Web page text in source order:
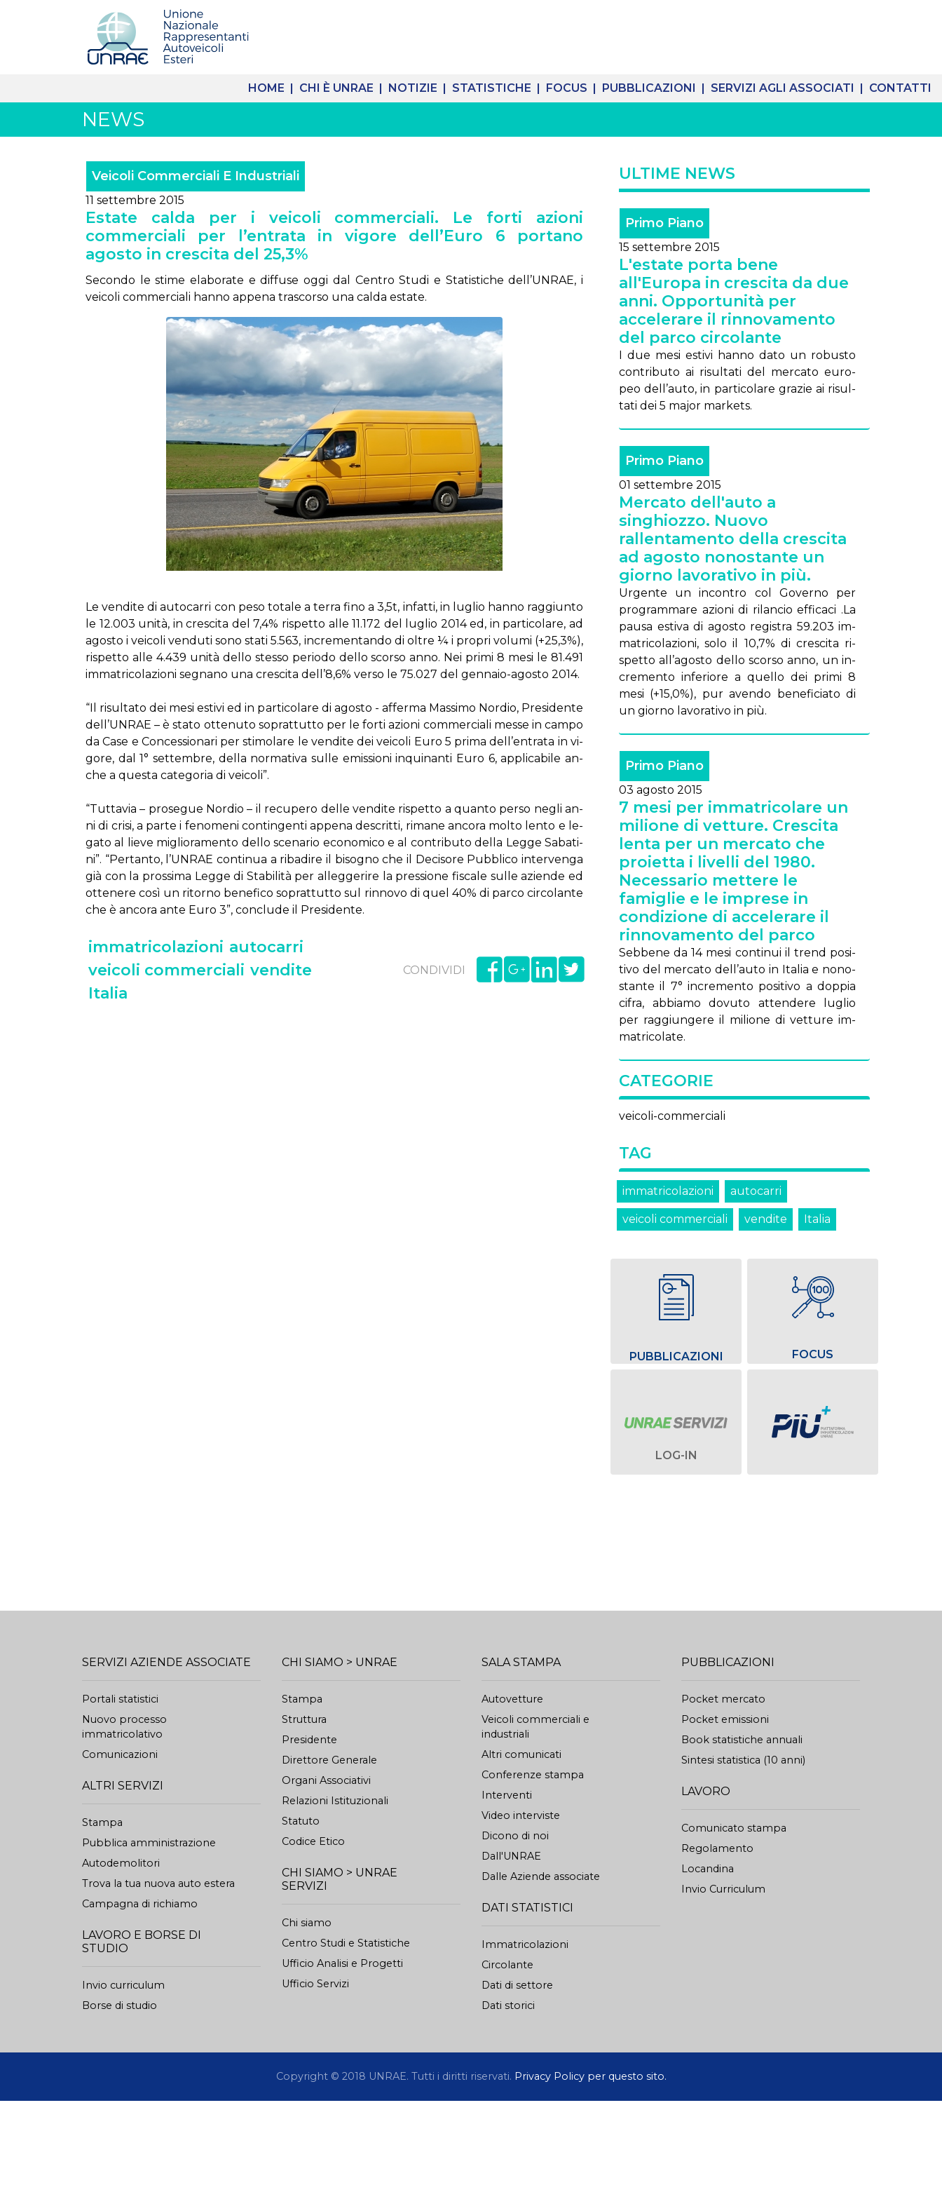
HOME | CHI È UNRAE | NOTIZIE | STATISTICHE | FOCUS | PUBBLICAZIONI | SERVIZI AGLI ASSOCIATI | CONTATTI
NEWS
Veicoli Commerciali E Industriali
11 settembre 2015
Estate calda per i veicoli commerciali. Le forti azioni
commerciali per l’entrata in vigore dell’Euro 6 portano
agosto in crescita del 25,3%
Secondo le stime elaborate e diffuse oggi dal Centro Studi e Statistiche dell’UNRAE, i
veicoli commerciali hanno appena trascorso una calda estate.
Le ven­di­te di au­to­car­ri con pe­so to­ta­le a ter­ra fi­no a 3,5t, in­fat­ti, in lu­glio han­no rag­giun­to
le 12.003 uni­tà, in cre­sci­ta del 7,4% ri­spet­to al­le 11.172 del lu­glio 2014 ed, in par­ti­co­la­re, ad
ago­sto i vei­co­li ven­du­ti so­no sta­ti 5.563, in­cre­men­tan­do di ol­tre ¼ i pro­pri vo­lu­mi (+25,3%),
ri­spet­to al­le 4.439 uni­tà del­lo stes­so pe­rio­do del­lo scor­so an­no. Nei pri­mi 8 me­si le 81.491
im­ma­tri­co­la­zio­ni se­gna­no una cre­sci­ta del­l’8,6% ver­so le 75.027 del gen­na­io-ago­sto 2014.
“Il ri­sul­ta­to dei me­si esti­vi ed in par­ti­co­la­re di ago­sto - af­fer­ma Mas­si­mo Nor­dio, Pre­si­den­te
del­l’UN­RAE – è sta­to ot­te­nu­to so­prat­tut­to per le for­ti azio­ni com­mer­cia­li mes­se in cam­po
da Ca­se e Con­ces­sio­na­ri per sti­mo­la­re le ven­di­te dei vei­co­li Eu­ro 5 pri­ma del­l’en­tra­ta in vi­
go­re, dal 1° set­tem­bre, del­la nor­ma­ti­va sul­le emis­sio­ni in­qui­nan­ti Eu­ro 6, ap­pli­ca­bi­le an­
che a que­sta ca­te­go­ria di vei­co­li”.
“Tut­ta­via – pro­se­gue Nor­dio – il re­cu­pe­ro del­le ven­di­te ri­spet­to a quan­to per­so ne­gli an­
ni di cri­si, a par­te i fe­no­me­ni con­tin­gen­ti ap­pe­na de­scrit­ti, ri­ma­ne an­co­ra mol­to len­to e le­
ga­to al lie­ve mi­glio­ra­men­to del­lo sce­na­rio eco­no­mi­co e al con­tri­bu­to del­la Leg­ge Sa­ba­ti­
ni”. “Per­tan­to, l’UN­RAE con­ti­nua a ri­ba­di­re il bi­so­gno che il De­ci­so­re Pub­bli­co in­ter­ven­ga
già con la pros­si­ma Leg­ge di Sta­bi­li­tà per al­leg­ge­ri­re la pres­sio­ne fi­sca­le sul­le azien­de ed
ot­te­ne­re co­sì un ri­tor­no be­ne­fi­co so­prat­tut­to sul rin­no­vo di quel 40% di par­co cir­co­lan­te
che è an­co­ra an­te Eu­ro 3”, con­clu­de il Pre­si­den­te.
immatricolazioni autocarri
veicoli commerciali vendite
Italia
CONDIVIDI
ULTIME NEWS
Primo Piano
15 settembre 2015
L'estate porta bene
all'Europa in crescita da due
anni. Opportunità per
accelerare il rinnovamento
del parco circolante
I due me­si esti­vi han­no da­to un ro­bu­sto
con­tri­bu­to ai ri­sul­ta­ti del mer­ca­to eu­ro­
peo del­l’au­to, in par­ti­co­la­re gra­zie ai ri­sul­
ta­ti dei 5 ma­jor mar­ke­ts.
Primo Piano
01 settembre 2015
Mercato dell'auto a
singhiozzo. Nuovo
rallentamento della crescita
ad agosto nonostante un
giorno lavorativo in più.
Ur­gen­te un in­con­tro col Go­ver­no per
pro­gram­ma­re azio­ni di ri­lan­cio ef­fi­ca­ci .La
pau­sa esti­va di ago­sto re­gi­stra 59.203 im­
ma­tri­co­la­zio­ni, so­lo il 10,7% di cre­sci­ta ri­
spet­to al­l’a­go­sto del­lo scor­so an­no, un in­
cre­men­to in­fe­rio­re a quel­lo dei pri­mi 8
me­si (+15,0%), pur aven­do be­ne­fi­cia­to di
un gior­no la­vo­ra­ti­vo in più.
Primo Piano
03 agosto 2015
7 mesi per immatricolare un
milione di vetture. Crescita
lenta per un mercato che
proietta i livelli del 1980.
Necessario mettere le
famiglie e le imprese in
condizione di accelerare il
rinnovamento del parco
Seb­be­ne da 14 me­si con­ti­nui il trend po­si­
ti­vo del mer­ca­to del­l’au­to in Ita­lia e no­no­
stan­te il 7° in­cre­men­to po­si­ti­vo a dop­pia
ci­fra, ab­bia­mo do­vu­to at­ten­de­re lu­glio
per rag­giun­ge­re il mi­lio­ne di vet­tu­re im­
ma­tri­co­la­te.
CATEGORIE
veicoli-commerciali
TAG
immatricolazioni autocarri
veicoli commerciali vendite Italia
PUBBLICAZIONI FOCUS
LOG-IN
SERVIZI AZIENDE ASSOCIATE
Portali statistici
Nuovo processo
immatricolativo
Comunicazioni
ALTRI SERVIZI
Stampa
Pubblica amministrazione
Autodemolitori
Trova la tua nuova auto estera
Campagna di richiamo
LAVORO E BORSE DI
STUDIO
Invio curriculum
Borse di studio
CHI SIAMO > UNRAE
Stampa
Struttura
Presidente
Direttore Generale
Organi Associativi
Relazioni Istituzionali
Statuto
Codice Etico
CHI SIAMO > UNRAE
SERVIZI
Chi siamo
Centro Studi e Statistiche
Ufficio Analisi e Progetti
Ufficio Servizi
SALA STAMPA
Autovetture
Veicoli commerciali e
industriali
Altri comunicati
Conferenze stampa
Interventi
Video interviste
Dicono di noi
Dall'UNRAE
Dalle Aziende associate
DATI STATISTICI
Immatricolazioni
Circolante
Dati di settore
Dati storici
PUBBLICAZIONI
Pocket mercato
Pocket emissioni
Book statistiche annuali
Sintesi statistica (10 anni)
LAVORO
Comunicato stampa
Regolamento
Locandina
Invio Curriculum
Copyright © 2018 UNRAE. Tutti i diritti riservati. Privacy Policy per questo sito.